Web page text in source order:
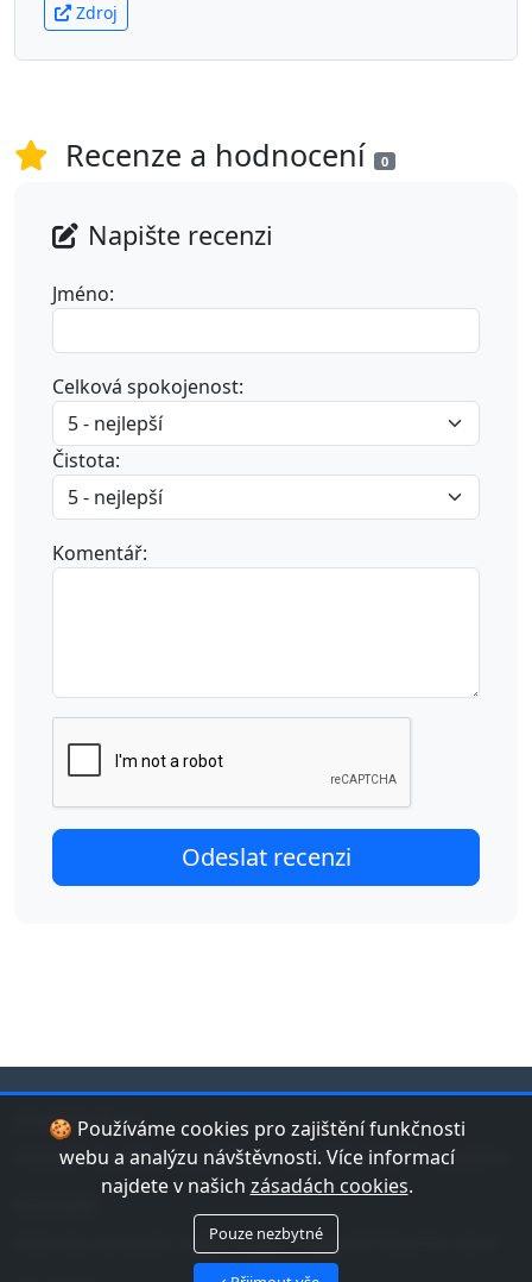
Zdroj
Recenze a hodnocení 0
Napište recenzi
Jméno:
Celková spokojenost:
Čistota:
Komentář:
🍪 Používáme cookies pro zajištění funkčnosti
webu a analýzu návštěvnosti. Více informací
najdete v našich zásadách cookies.
Pouze nezbytné
jduplavat.cz
Nejlepší databáze bazénů a koupališť v České republice.
Máte tip na bazén nebo chybu v datech? Napište nám!